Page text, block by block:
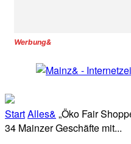
Werbung&
StartAlles& „Öko Fair
34 Mainzer Geschäfte mit...